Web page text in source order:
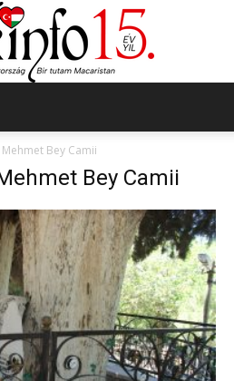
Bey Camii
Bey Camii